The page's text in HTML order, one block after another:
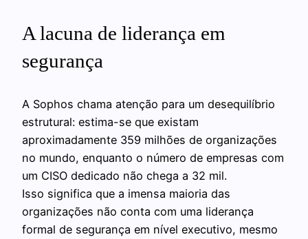
A lacuna de liderança em
segurança
A Sophos chama atenção para um desequilíbrio
estrutural: estima-se que existam
aproximadamente 359 milhões de organizações
no mundo, enquanto o número de empresas com
um CISO dedicado não chega a 32 mil.
Isso significa que a imensa maioria das
organizações não conta com uma liderança
formal de segurança em nível executivo, mesmo